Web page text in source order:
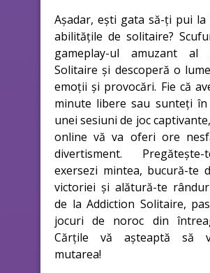
Așadar, ești gata să-ți pui la
abilitățile de solitaire?
gameplay-ul amuzant al
Solitaire și descoperă o
emoții și provocări. Fie că
minute libere sau sunteți în
unei sesiuni de joc
online vă va oferi ore
divertisment.
exersezi mintea, bucură-te
victoriei și alătură-te
de la Addiction Solitaire,
jocuri de noroc din
Cărțile vă așteaptă să
mutarea!